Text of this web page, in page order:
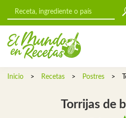
Inicio > Recetas > Postres >
Torrijas de